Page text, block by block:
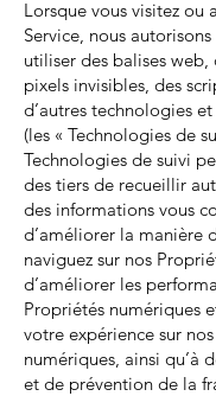
Lorsque vous visitez ou
Service, nous
utiliser des balises web,
pixels invisibles, des
d’autres technologies et
(les « Technologies de
Technologies de suivi
des tiers de recueillir
des informations vous
d’améliorer la manière
naviguez sur nos
d’améliorer les
Propriétés numériques
votre expérience sur
numériques, ainsi qu’à
et de prévention de la